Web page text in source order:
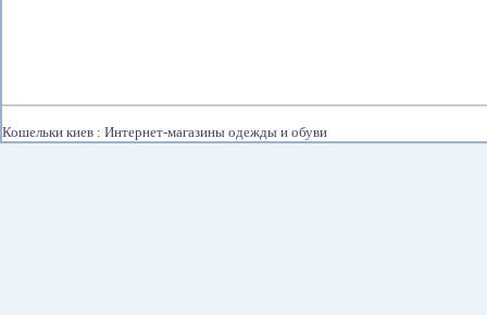
Кошельки киев : Интернет-магазины одежды и обуви